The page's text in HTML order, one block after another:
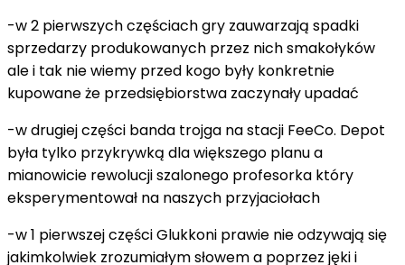
-w 2 pierwszych częściach gry zauwarzają spadki
sprzedarzy produkowanych przez nich smakołyków
ale i tak nie wiemy przed kogo były konkretnie
kupowane że przedsiębiorstwa zaczynały upadać
-w drugiej części banda trojga na stacji FeeCo. Depot
była tylko przykrywką dla większego planu a
mianowicie rewolucji szalonego profesorka który
eksperymentował na naszych przyjaciołach
-w 1 pierwszej części Glukkoni prawie nie odzywają się
jakimkolwiek zrozumiałym słowem a poprzez jęki i